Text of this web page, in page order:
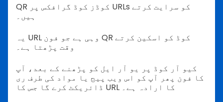
QR کوڈز کوڈ گرافکس پر URLs کو سرایت کرتے
ہیں۔
یہ URL وہی ہے جو فون QR کوڈ کو اسکین کرتے
وقت پڑھتا ہے۔
کیو آر کوڈ پر یو آر ایل کو پڑھنے کے بعد، آپ
کا فون پھر آپ کو اس ویب پیج یا مواد کی طرف ری
ڈائریکٹ کرے گا جس کا URL کا ارادہ ہے۔